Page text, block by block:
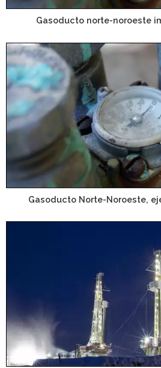
Gasoducto norte-noroeste
Gasoducto Norte-Noroeste,